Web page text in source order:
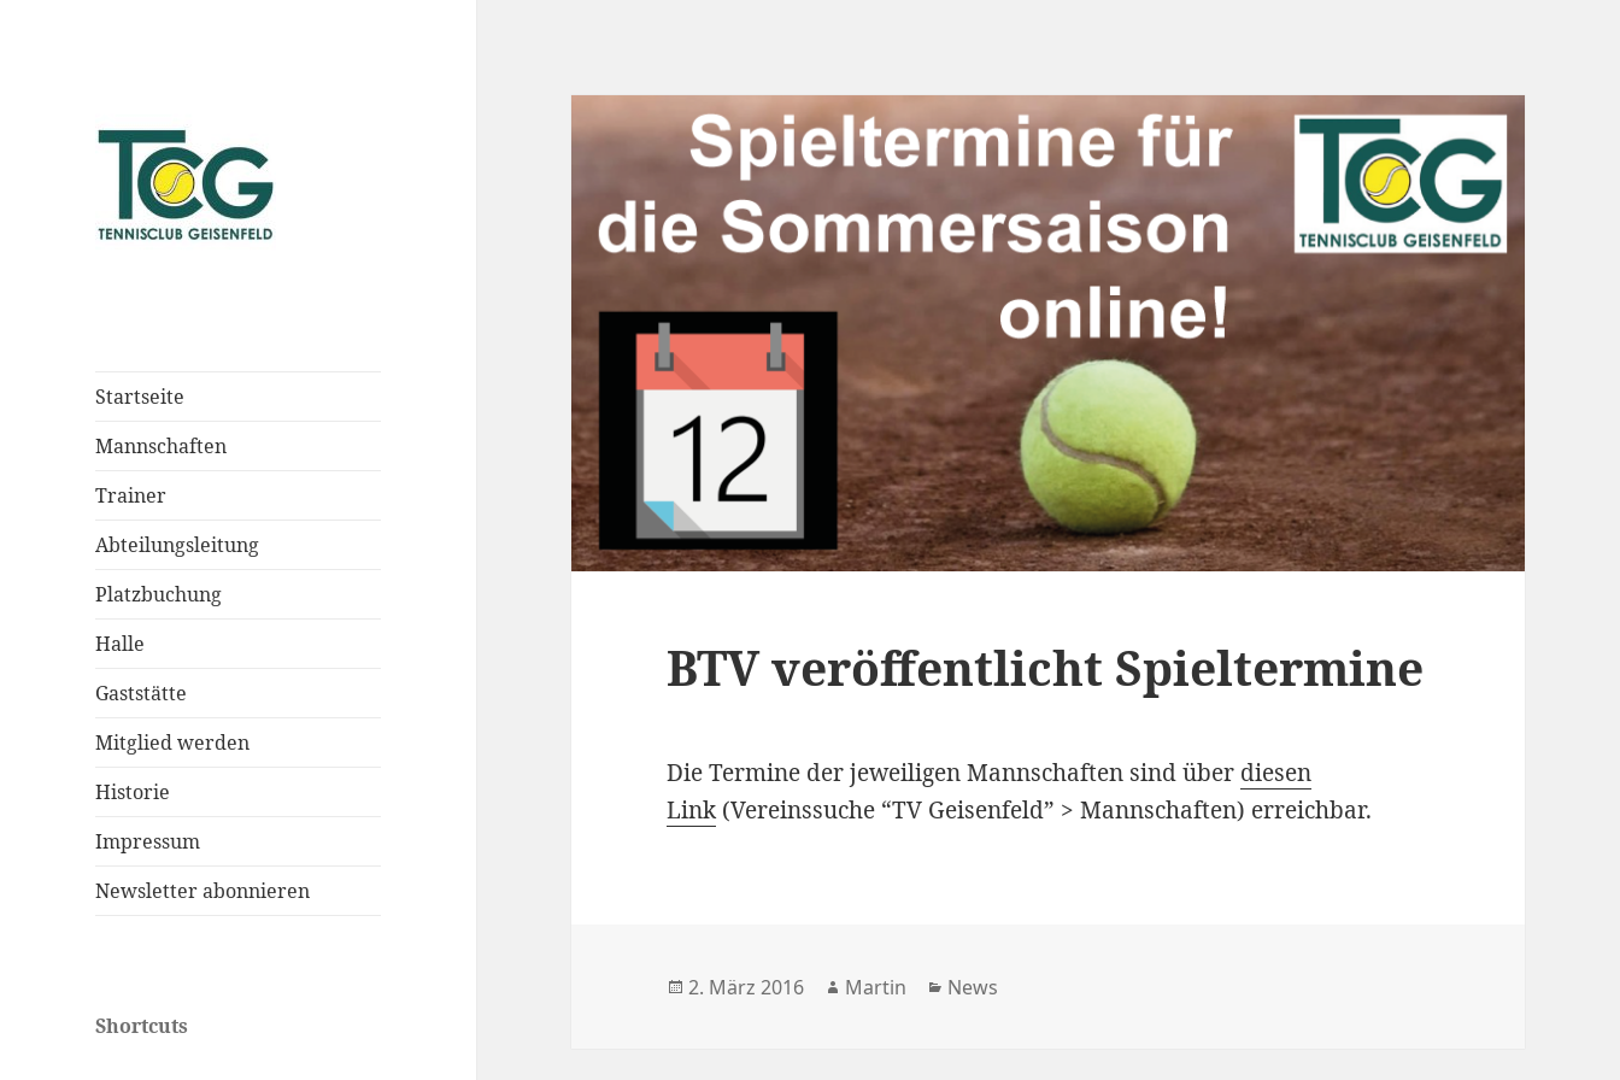
Startseite
Mannschaften
Trainer
Abteilungsleitung
Platzbuchung
Halle
Gaststätte
Mitglied werden
Historie
Impressum
Newsletter abonnieren
Shortcuts
BTV veröffentlicht Spieltermine
Die Termine der jeweiligen Mannschaften sind über diesen
Link(Vereinssuche “TV Geisenfeld” > Mannschaften) erreichbar.
Veröffentlicht
2. März 2016 Autor
Martin Kategorien
News